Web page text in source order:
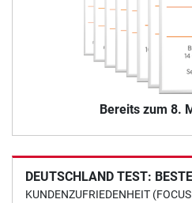
Bereits zum 8.
DEUTSCHLAND TEST:
KUNDENZUFRIEDENHEIT